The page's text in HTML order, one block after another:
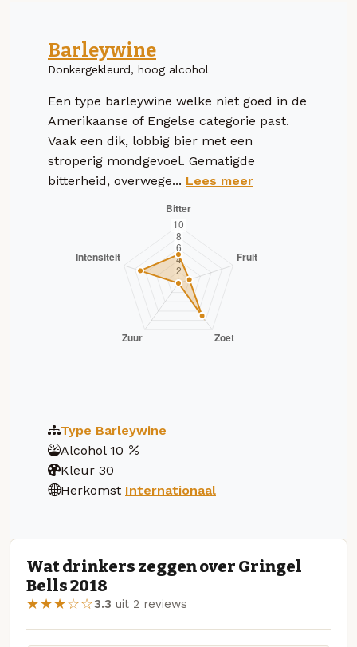
Barleywine
Donkergekleurd, hoog alcohol
Een type barleywine welke niet goed in de
Amerikaanse of Engelse categorie past.
Vaak een dik, lobbig bier met een
stroperig mondgevoel. Gematigde
bitterheid, overwege... Lees meer
Type Barleywine
Alcohol 10
Kleur 30
Herkomst Internationaal
Wat drinkers zeggen over Gringel
Bells 2018
★★★☆☆3.3 uit 2 reviews